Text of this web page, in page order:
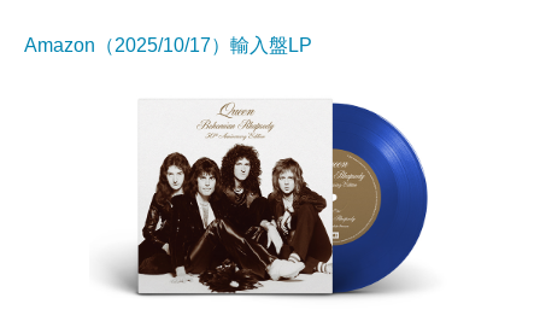
Amazon（2025/10/17）輸入盤LP